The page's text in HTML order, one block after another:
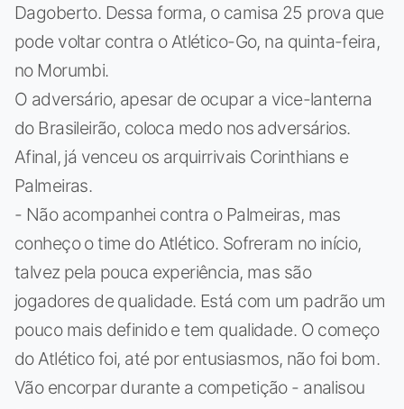
Dagoberto. Dessa forma, o camisa 25 prova que
pode voltar contra o Atlético-Go, na quinta-feira,
no Morumbi.
O adversário, apesar de ocupar a vice-lanterna
do Brasileirão, coloca medo nos adversários.
Afinal, já venceu os arquirrivais Corinthians e
Palmeiras.
- Não acompanhei contra o Palmeiras, mas
conheço o time do Atlético. Sofreram no início,
talvez pela pouca experiência, mas são
jogadores de qualidade. Está com um padrão um
pouco mais definido e tem qualidade. O começo
do Atlético foi, até por entusiasmos, não foi bom.
Vão encorpar durante a competição - analisou